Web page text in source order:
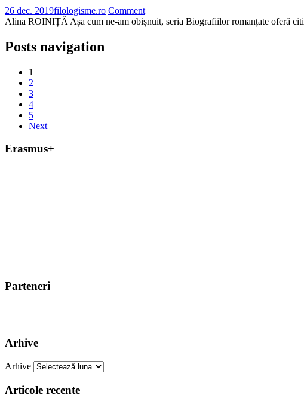
26 dec. 2019filologisme.ro Comment
Alina ROINIȚĂ Așa cum ne-am obișnuit, seria Biografiilor romanțate oferă
Posts navigation
1
2
3
4
5
Next
Erasmus+
Parteneri
Arhive
Arhive
Articole recente